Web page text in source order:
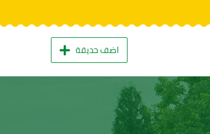
اضف حديقة